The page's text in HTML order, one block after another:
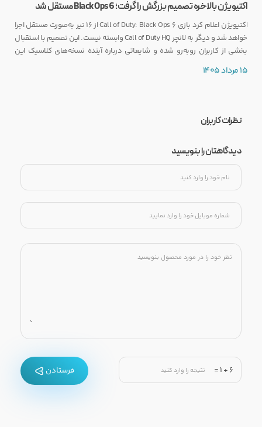
اکتیویژن بالاخره تصمیم بزرگش را گرفت؛ Black Ops 6 مستقل شد
اکتیویژن اعلام کرد بازی Call of Duty: Black Ops 6 از ۱۶ تیر به‌صورت مستقل اجرا
خواهد شد و دیگر به لانچر Call of Duty HQ وابسته نیست. این تصمیم با استقبال
بخشی از کاربران روبه‌رو شده و شایعاتی درباره آینده نسخه‌های کلاسیک این
15 مرداد 1405
نظرات کاربران
دیدگاهتان را بنویسید
6
+
1
= فرستادن